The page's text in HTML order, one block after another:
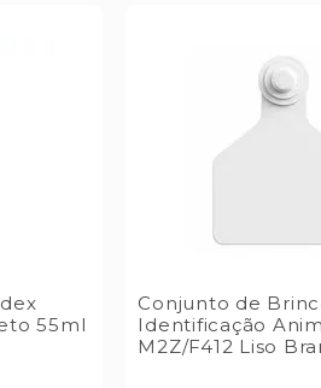
55ml
Conjunto de
Identificação
M2Z/F412 Liso